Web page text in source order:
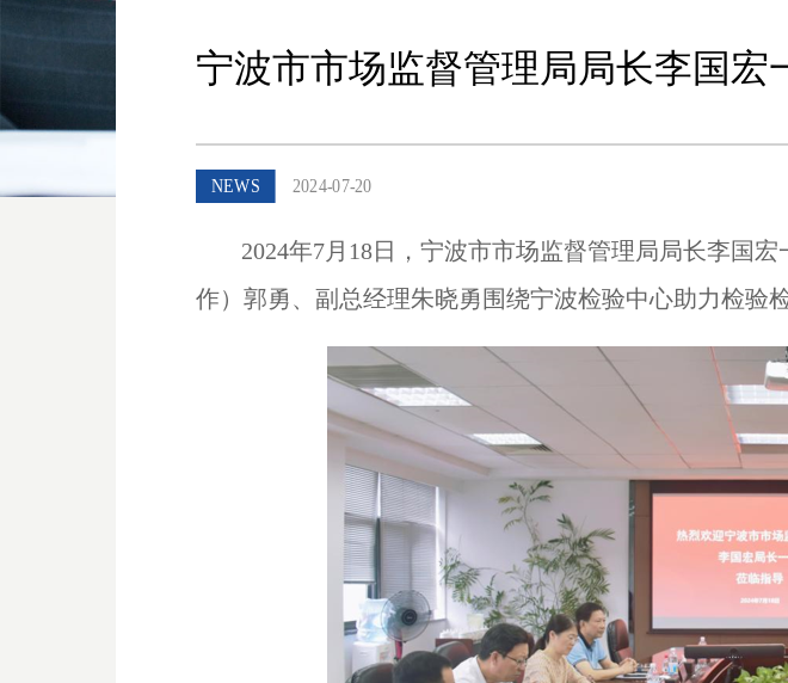
宁波市市场监督管理局局长李国
NEWS 2024-07-20
2024年7月 18日，宁波市市场监督管理局局长李国
作）郭勇、副总经理朱晓勇围绕宁波检验中心助力检验